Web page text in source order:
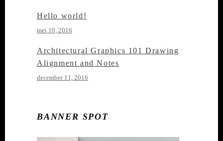
Hello world!
mei 10, 2016
Architectural Graphics 101 Drawing
Alignment and Notes
december 11, 2016
BANNER SPOT